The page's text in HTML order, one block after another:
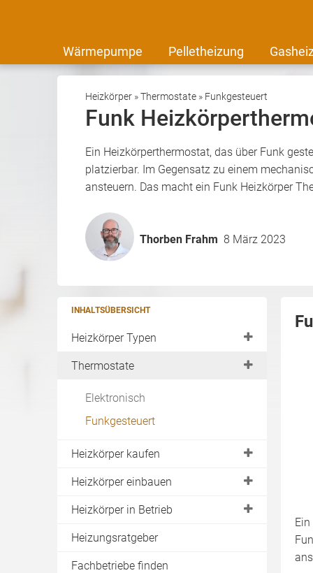
Wärmepumpe Pelletheizung
Heizkörper »Thermostate » Funkgesteuert
Funk
Ein Heizkörperthermostat, das über Funk
platzierbar. Im Gegensatz zu einem
ansteuern. Das macht ein Funk Heizkörper
Thorben Frahm 8 März 2023
INHALTSÜBERSICHT
Heizkörper Typen
Flachheizkörper
Aluminiumheizkörper
Wandheizkörper
Thermostate
Elektronisch
Funkgesteuert
Heizkörper kaufen
Preise
Richtige Größe
Vergleich & Test
Heizkörper einbauen
Montage
Halterung
Heizkörper in Betrieb
Reinigen
Lackieren
Heizungsratgeber
Fachbetriebe finden